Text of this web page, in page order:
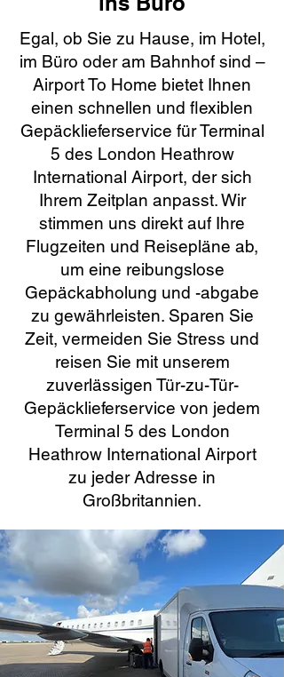
Egal, ob Sie zu Hause, im Hotel,
im Büro oder am Bahnhof sind –
Airport To Home bietet Ihnen
einen schnellen und flexiblen
Gepäcklieferservice für Terminal
5 des London Heathrow
International Airport, der sich
Ihrem Zeitplan anpasst. Wir
stimmen uns direkt auf Ihre
Flugzeiten und Reisepläne ab,
um eine reibungslose
Gepäckabholung und -abgabe
zu gewährleisten. Sparen Sie
Zeit, vermeiden Sie Stress und
reisen Sie mit unserem
zuverlässigen Tür-zu-Tür-
Gepäcklieferservice von jedem
Terminal 5 des London
Heathrow International Airport
zu jeder Adresse in
Großbritannien.